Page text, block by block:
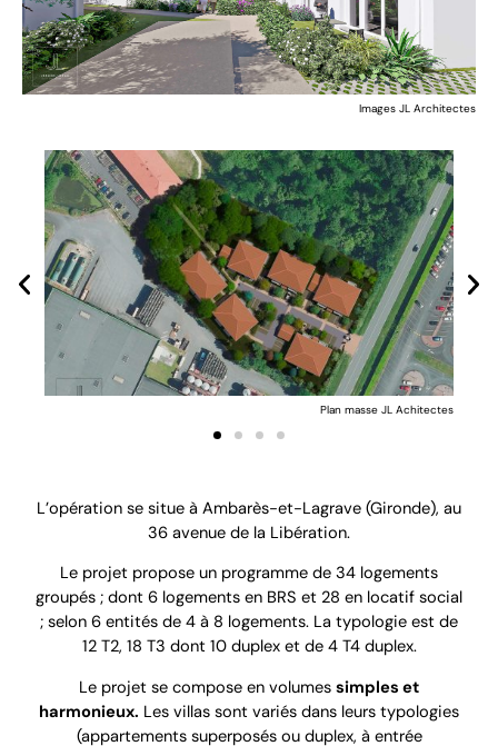
Images JL Architectes
Plan masse JL Achitectes
L’opération se situe à Ambarès-et-Lagrave (Gironde), au
36 avenue de la Libération.
Le projet propose un programme de 34 logements
groupés ; dont 6 logements en BRS et 28 en locatif social
; selon 6 entités de 4 à 8 logements. La typologie est de
12 T2, 18 T3 dont 10 duplex et de 4 T4 duplex.
Le projet se compose en volumes simples et
harmonieux. Les villas sont variés dans leurs typologies
(appartements superposés ou duplex, à entrée